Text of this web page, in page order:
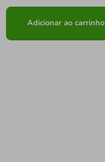
Adicionar ao carrinho